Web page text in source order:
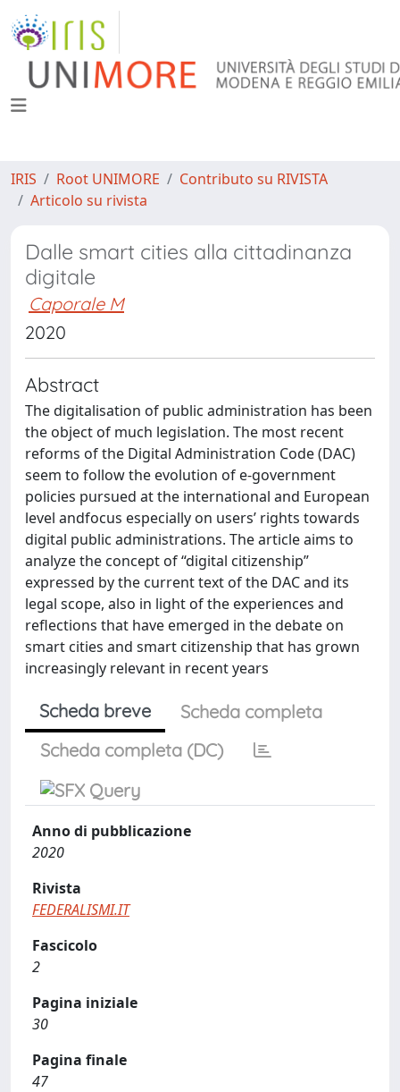
IRIS Root UNIMORE
Contributo su RIVISTA
Articolo su rivista
Dalle smart cities alla cittadinanza
digitale
Caporale M
2020
Abstract
The digitalisation of public administration has been
the object of much legislation. The most recent
reforms of the Digital Administration Code (DAC)
seem to follow the evolution of e-government
policies pursued at the international and European
level andfocus especially on users’ rights towards
digital public administrations. The article aims to
analyze the concept of “digital citizenship”
expressed by the current text of the DAC and its
legal scope, also in light of the experiences and
reflections that have emerged in the debate on
smart cities and smart citizenship that has grown
increasingly relevant in recent years
Scheda breve
Scheda completa
Scheda completa (DC)
Anno di pubblicazione
2020
Rivista
FEDERALISMI.IT
Fascicolo
2
Pagina iniziale
30
Pagina finale
47